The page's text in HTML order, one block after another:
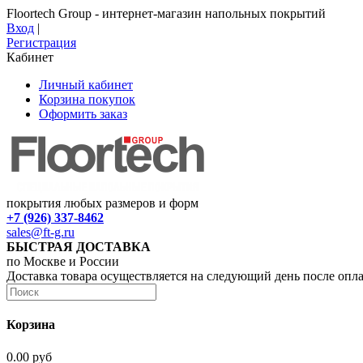
Floortech Group - интернет-магазин напольных покрытий
Вход |
Регистрация
Кабинет
Личный кабинет
Корзина покупок
Оформить заказ
покрытия любых размеров и форм
+7 (926) 337-8462
sales@ft-g.ru
БЫСТРАЯ ДОСТАВКА
по Москве и России
Доставка товара осуществляется на следующий день после
Корзина
0.00 руб